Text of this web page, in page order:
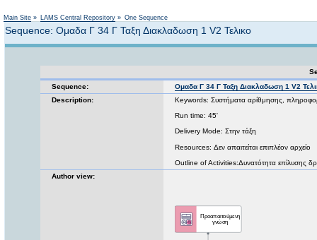
Main Site » LAMS Central Repository » One Sequence
Sequence: Ομαδα Γ 34 Γ Ταξη Διακλαδωση 1 V2 Τελικο
Sequence:
Ομαδα Γ 34 Γ Ταξη Διακλαδωση 1 V2
Description:
Keywords: Συστήματα αρίθμησης,
Run time: 45'
Delivery Mode: Στην τάξη
Resources: Δεν απαιτείται επιπλέον αρχείο
Outline of Activities:Δυνατότητα επίλυσης
Author view: